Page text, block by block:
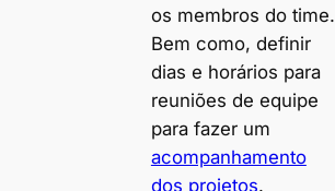
os membros do time.
Bem como, definir
dias e horários para
reuniões de equipe
para fazer um
acompanhamento
dos projetos.